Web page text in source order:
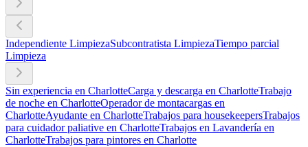
Independiente LimpiezaSubcontratista LimpiezaTiempo parcial
Limpieza
Sin experiencia en CharlotteCarga y descarga en CharlotteTrabajo
de noche en CharlotteOperador de montacargas en
CharlotteAyudante en CharlotteTrabajos para housekeepersTrabajos
para cuidador paliative en CharlotteTrabajos en Lavandería en
CharlotteTrabajos para pintores en Charlotte